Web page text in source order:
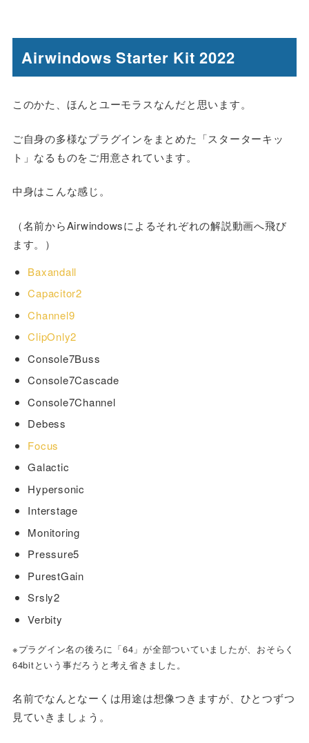
Airwindows Starter Kit 2022
このかた、ほんとユーモラスなんだと思います。
ご自身の多様なプラグインをまとめた「スターターキッ
ト」なるものをご用意されています。
中身はこんな感じ。
（名前からAirwindowsによるそれぞれの解説動画へ飛び
ます。）
Baxandall
Capacitor2
Channel9
ClipOnly2
Console7Buss
Console7Cascade
Console7Channel
Debess
Focus
Galactic
Hypersonic
Interstage
Monitoring
Pressure5
PurestGain
Srsly2
Verbity
※プラグイン名の後ろに「64」が全部ついていましたが、おそらく
64bitという事だろうと考え省きました。
名前でなんとなーくは用途は想像つきますが、ひとつずつ
見ていきましょう。